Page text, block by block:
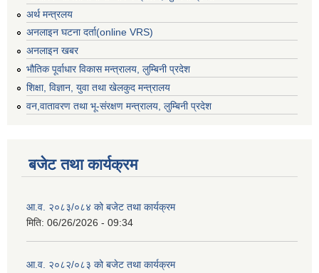
अर्थ मन्त्रलय
अनलाइन घटना दर्ता(online VRS)
अनलाइन खबर
भौतिक पूर्वाधार विकास मन्त्रालय, लुम्बिनी प्रदेश
शिक्षा, विज्ञान, युवा तथा खेलकुद मन्‍‍त्रालय
वन,वातावरण तथा भू-संरक्षण मन्त्रालय, लुम्बिनी प्रदेश
बजेट तथा कार्यक्रम
आ.व. २०८३/०८४ को बजेट तथा कार्यक्रम
मिति: 06/26/2026 - 09:34
आ.व. २०८२/०८३ को बजेट तथा कार्यक्रम